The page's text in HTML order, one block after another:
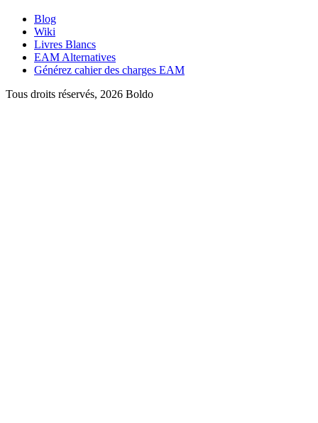
Blog
Wiki
Livres Blancs
EAM Alternatives
Générez cahier des charges EAM
Tous droits réservés, 2026 Boldo